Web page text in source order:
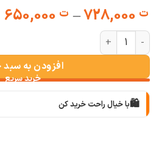
ت728,000
– ت650,000
ت
شلوار مام استایل برند WOKE قد نود و پنج (سایزبندی 36 تا 54 ) عدد
افزودن به سبد
🛍️با خیال راحت خرید کن